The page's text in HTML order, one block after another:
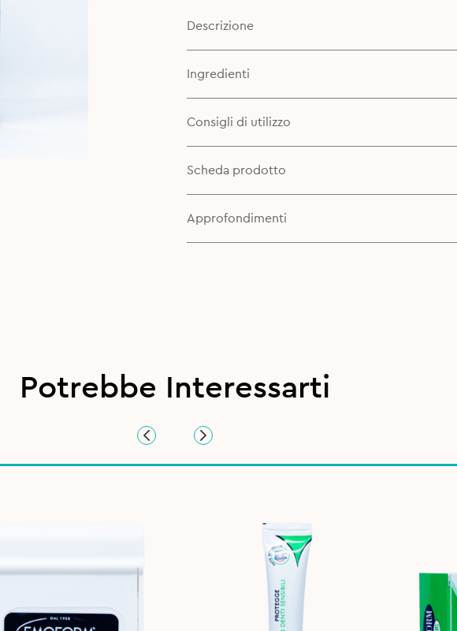
Descrizione
Ingredienti
Consigli di utilizzo
Scheda prodotto
Approfondimenti
Potrebbe Interessarti